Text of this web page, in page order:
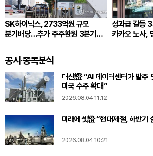
SK하이닉스, 2733억원 규모
분기배당…추가 주주환원 3분기
성과급 갈등
카카오 노사,
공시·종목분석
대신證 “AI 데이터센터가 발주
미국 수주 확대”
2026.08.04 11:12
미래에셋證 “현대제철, 하반기
2026.08.04 10:21